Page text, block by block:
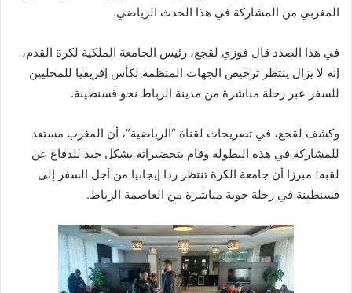
المغربي من المشاركة في هذا الحدث الرياضي.
في هذا الصدد قال فوزي لقجع، رئيس الجامعة الملكية لكرة القدم،
إنه لا يزال ينتظر ترخيص الجهات المنظمة لكأس إفريقيا للمحليين
للسفر عبر رحلة مباشرة من مدينة الرباط نحو قسنطينة.
وكشف لقجع، في تصريحات لقناة “الرياضية”، أن المغرب مستعد
للمشاركة في هذه البطولة وقام بتحضيراته بشكل جيد للدفاع عن
لقبه؛ مبرزا أن جامعة الكرة تنتظر ردا إيجابيا من أجل السفر إلى
قسنطينة في رحلة جوية مباشرة من العاصمة الرباط.